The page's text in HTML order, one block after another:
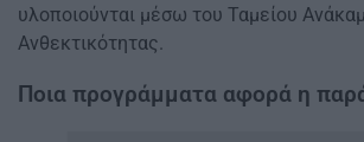
υλοποιούνται μέσω του Ταμείου
Ανθεκτικότητας.
Ποια προγράμματα αφορά η